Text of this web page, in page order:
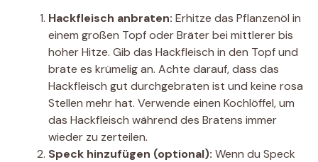
Hackfleisch anbraten: Erhitze das Pflanzenöl in
einem großen Topf oder Bräter bei mittlerer bis
hoher Hitze. Gib das Hackfleisch in den Topf und
brate es krümelig an. Achte darauf, dass das
Hackfleisch gut durchgebraten ist und keine rosa
Stellen mehr hat. Verwende einen Kochlöffel, um
das Hackfleisch während des Bratens immer
wieder zu zerteilen.
Speck hinzufügen (optional): Wenn du Speck